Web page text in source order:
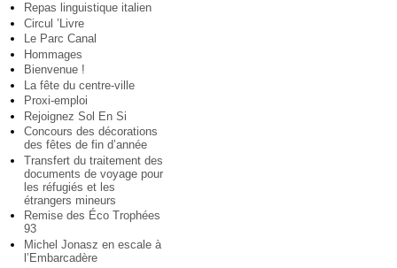
Repas linguistique italien
Circul ’Livre
Le Parc Canal
Hommages
Bienvenue !
La fête du centre-ville
Proxi-emploi
Rejoignez Sol En Si
Concours des décorations
des fêtes de fin d’année
Transfert du traitement des
documents de voyage pour
les réfugiés et les
étrangers mineurs
Remise des Éco Trophées
93
Michel Jonasz en escale à
l’Embarcadère